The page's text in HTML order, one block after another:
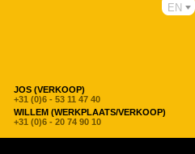
JOS (VERKOOP)
+31 (0)6 - 53 11 47 40
WILLEM (WERKPLAATS/VERKOOP)
+31 (0)6 - 20 74 90 10
EN